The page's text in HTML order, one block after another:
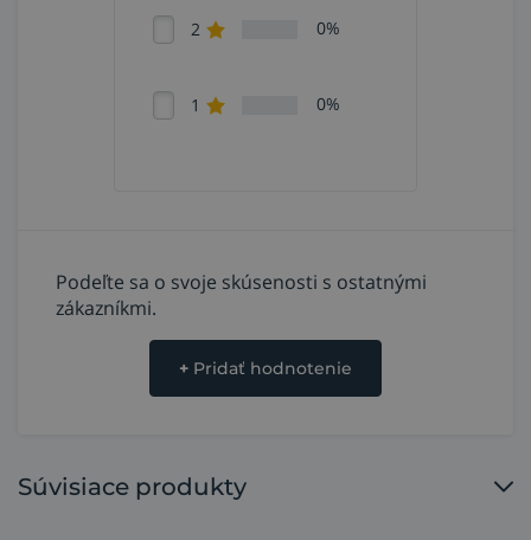
2 0%
1 0%
Podeľte sa o svoje skúsenosti s ostatnými
zákazníkmi.
+ Pridať hodnotenie
Súvisiace produkty